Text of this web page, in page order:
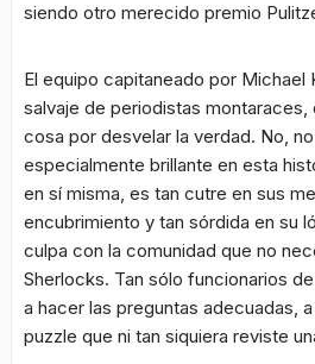
siendo otro merecido premio
El equipo capitaneado por Michael
salvaje de periodistas
cosa por desvelar la verdad. No,
especialmente brillante en esta
en sí misma, es tan cutre en sus
encubrimiento y tan sórdida en su
culpa con la comunidad que no
Sherlocks. Tan sólo funcionarios
a hacer las preguntas adecuadas,
puzzle que ni tan siquiera reviste